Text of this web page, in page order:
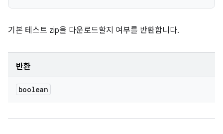
기본 테스트 zip을 다운로드할지 여부를 반환합니다.
반환
boolean